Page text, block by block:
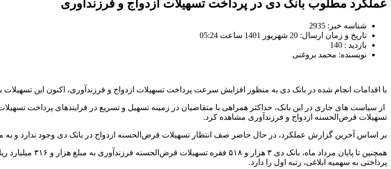
عملکرد مطلوب بانک دی در پرداخت تسهیلات ازدواج و فرزندآوری
شناسه خبر: 2935
تاریخ و زمان ارسال: 20 شهریور 1401 ساعت 05:24
بازدید : 140
نویسنده: محمد بروغنی
با اقدامات انجام شده در بانک دی به منظور افزایش سرعت پرداخت تسهیلات ازدواج و فرزندآوری، اکنون این
از سیاست های جاری در این بانک، حداکثر همراهی با متقاضیان در زمینه تسهیل و تسریع در فرایندهای پرداخت
تسهیلات قرض‌الحسنه ازدواج و فرزندآوری مشاهده کرد.
بر اساس آخرین گزارش عملکرد، در حال حاضر صف انتظار تسهیلات قرض‌الحسنه ازدواج در بانک دی وجود ندارد و به محض تکمیل
همچنین تا پایان
پرداختی به سهمیه ابلاغی، رتبه اول را دارد.